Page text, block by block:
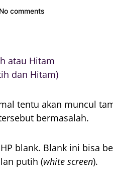
No comments
atau Hitam
dan Hitam)
tentu akan muncul
bermasalah.
blank. Blank ini bisa
putih (white screen).